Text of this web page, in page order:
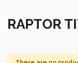
RAPTOR